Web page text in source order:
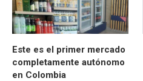
Este es el primer mercado
completamente autónomo
en Colombia